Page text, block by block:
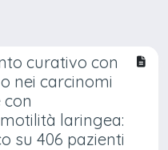
curativo con
nei carcinomi
laringea:
su 406 pazienti